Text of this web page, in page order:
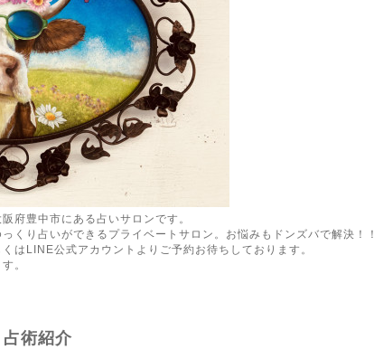
府豊中市にある占いサロンです。
くり占いができるプライベートサロン。お悩みもドンズバで解決！！
はLINE公式アカウントよりご予約お待ちしております。
。
占術紹介